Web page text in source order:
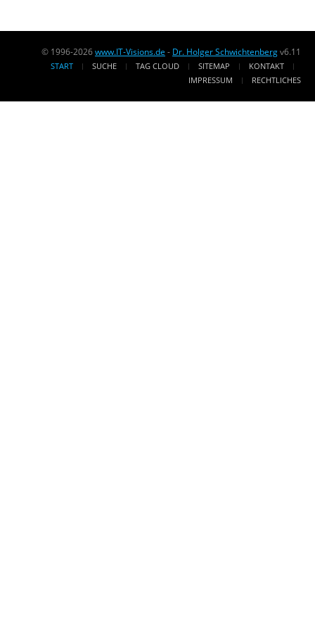
© 1996-2026www.IT-Visions.de - Dr. Holger Schwichtenbergv6.11
START SUCHE TAG CLOUD SITEMAP
KONTAKT
IMPRESSUM
RECHTLICHES